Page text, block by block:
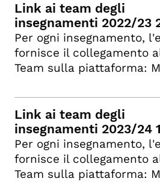
Link ai team degli
insegnamenti 2022/23
Per ogni insegnamento,
fornisce il collegamento
Team sulla piattaforma:
Link ai team degli
insegnamenti 2023/24
Per ogni insegnamento,
fornisce il collegamento
Team sulla piattaforma: